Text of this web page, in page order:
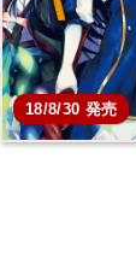
18/8/30 発売